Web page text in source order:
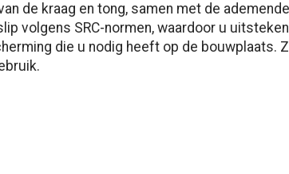
de kraag en tong, samen met de
volgens SRC-normen, waardoor u
die u nodig heeft op de bouwplaats.